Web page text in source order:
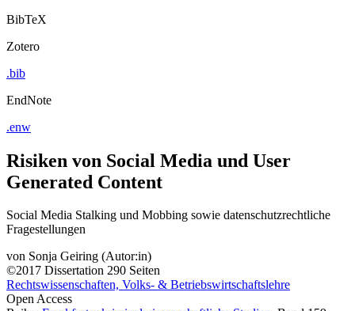
BibTeX
Zotero
.bib
EndNote
.enw
Risiken von Social Media und User
Generated Content
Social Media Stalking und Mobbing sowie datenschutzrechtliche
Fragestellungen
von Sonja Geiring (Autor:in)
©2017 Dissertation 290 Seiten
Rechtswissenschaften, Volks- & Betriebswirtschaftslehre
Open Access